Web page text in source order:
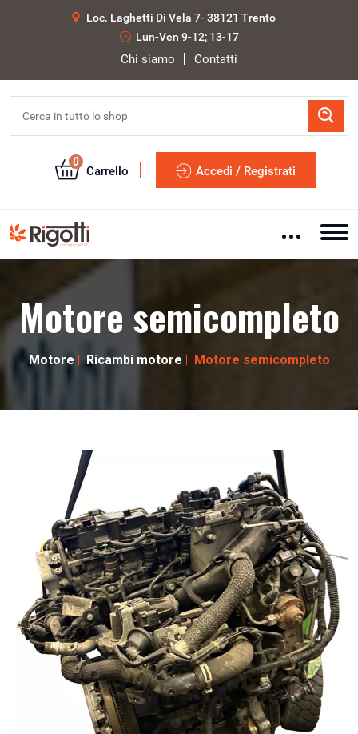
Loc. Laghetti Di Vela 7- 38121 Trento
Lun-Ven 9-12; 13-17
Chi siamo Contatti
0
Carrello Accedi / Registrati
Motore semicompleto
Motore Ricambi motore Motore semicompleto